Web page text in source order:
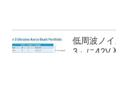
低周波ノ
3」に42V